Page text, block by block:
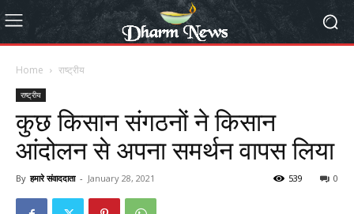
Home राष्ट्रीय
राष्ट्रीय
कुछ किसान संगठनों ने किसान
आंदोलन से अपना समर्थन वापस लिया
By हमारे संवाददाता - January 28, 2021 0
539